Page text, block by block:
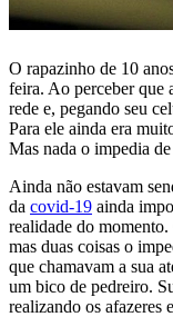
O rapazinho de 10
feira. Ao perceber que
rede e, pegando seu
Para ele ainda era
Mas nada o impedia
Ainda não estavam
da covid-19 ainda
realidade do
mas duas coisas o
que chamavam a sua
um bico de pedreiro.
realizando os afazeres